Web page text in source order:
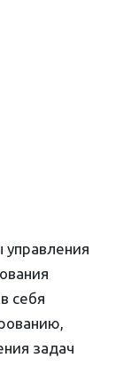
себя
задач